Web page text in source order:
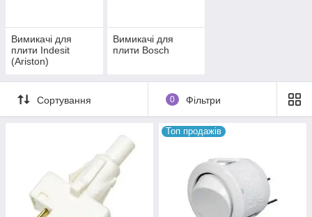
Вимикачі для
плити Indesit
(Ariston)
Вимикачі для
плити Bosch
Сортування 0 Фільтри
Топ продажів